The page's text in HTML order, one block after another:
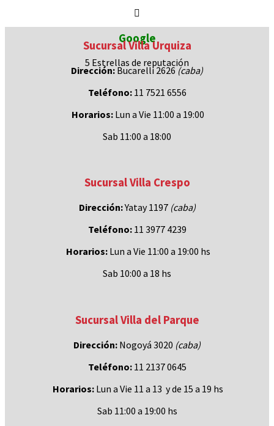
Google
5 Estrellas de reputación
Sucursal Villa Urquiza
Dirección:Bucarelli 2626(caba)
Teléfono:11 7521 6556
Horarios: Lun a Vie 11:00 a 19:00
Sab 11:00 a 18:00
Sucursal Villa Crespo
Dirección:Yatay 1197 (caba)
Teléfono:11 3977 4239
Horarios:Lun a Vie 11:00 a 19:00 hs
Sab 10:00 a 18 hs
Sucursal Villa del Parque
Dirección: Nogoyá 3020 (caba)
Teléfono:11 2137 0645
Horarios: Lun a Vie 11 a 13 y de 15 a 19 hs
Sab 11:00 a 19:00 hs